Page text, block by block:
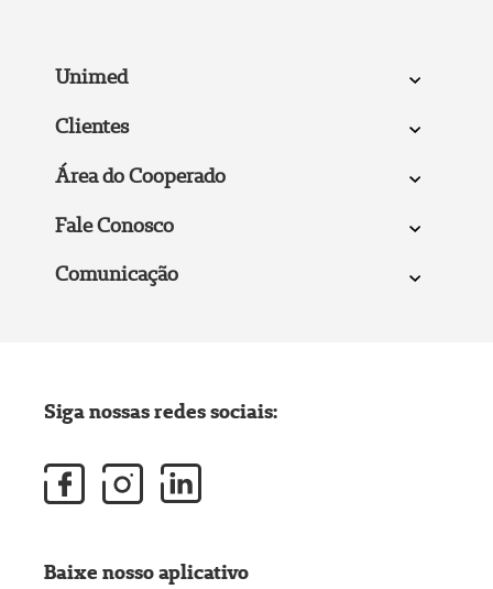
Unimed
Clientes
Área do Cooperado
Fale Conosco
Comunicação
Siga nossas redes sociais:
Baixe nosso aplicativo